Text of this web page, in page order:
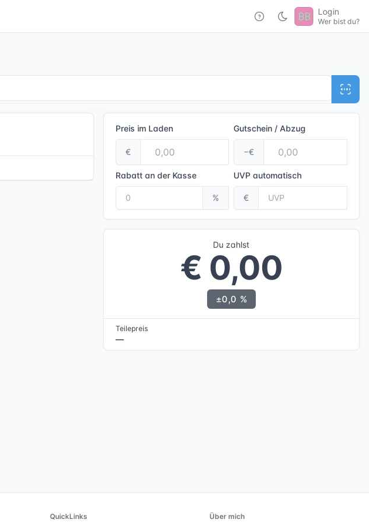
Login
Wer bist du?
Preis im Laden
€
Gutschein / Abzug
−€
Rabatt an der Kasse
%
UVPautomatisch
€
Du zahlst
€ 0,00
±0,0 %
Teilepreis
—
QuickLinks Über mich